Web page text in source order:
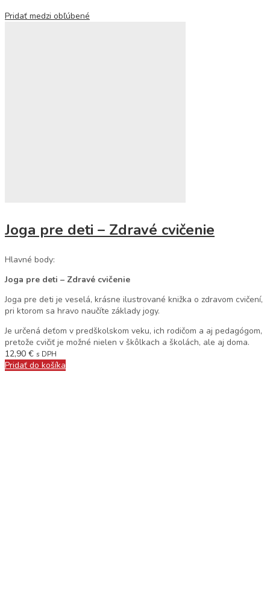
Pridať medzi obľúbené
Joga pre deti – Zdravé cvičenie
Hlavné body:
Joga pre deti – Zdravé cvičenie
Joga pre deti je veselá, krásne ilustrované knižka o zdravom cvičení,
pri ktorom sa hravo naučíte základy jogy.
Je určená deťom v predškolskom veku, ich rodičom a aj pedagógom,
pretože cvičiť je možné nielen v škôlkach a školách, ale aj doma.
12,90 € s DPH
Pridať do košíka